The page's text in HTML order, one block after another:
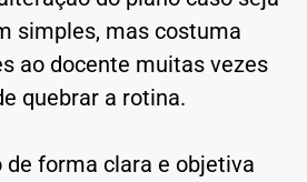
simples, mas costuma
ao docente muitas vezes
quebrar a rotina.
de forma clara e objetiva